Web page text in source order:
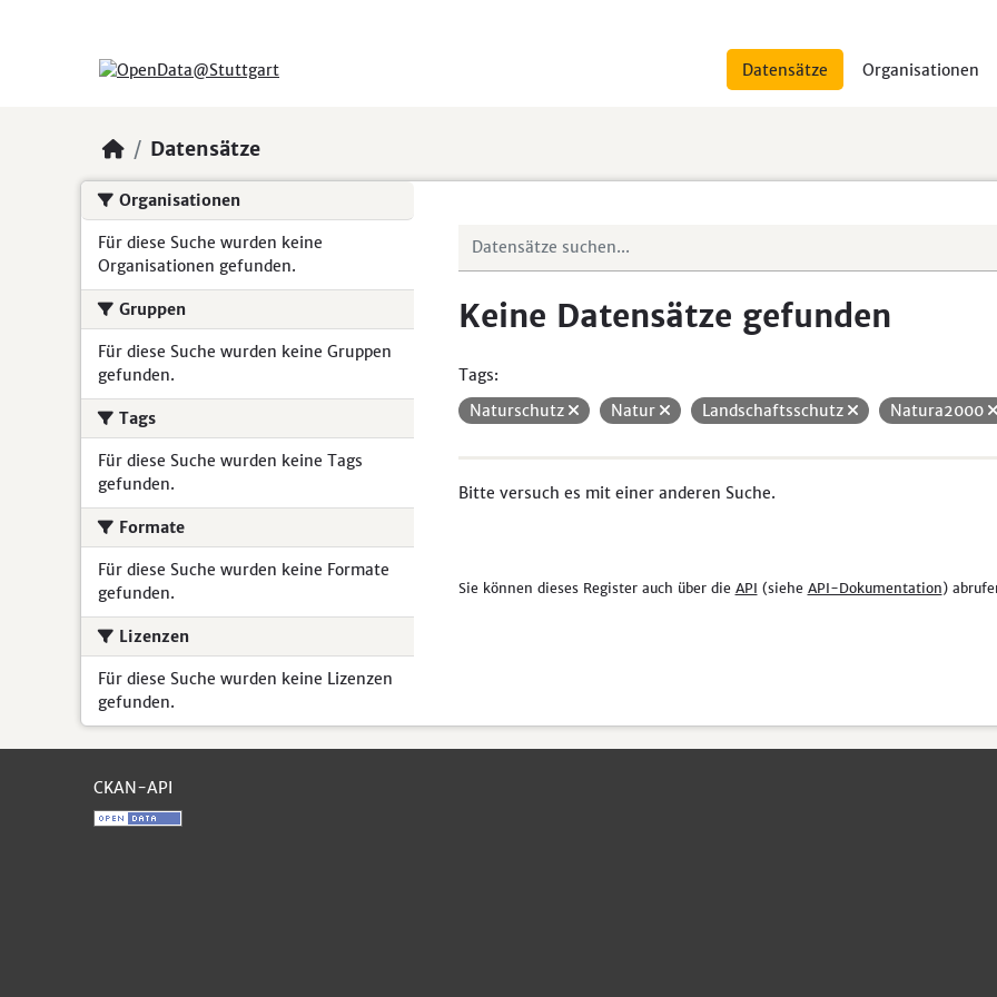
Datensätze Organisationen
Datensätze
Organisationen
Für diese Suche wurden keine
Organisationen gefunden.
Gruppen
Für diese Suche wurden keine Gruppen
gefunden.
Tags
Für diese Suche wurden keine Tags
gefunden.
Formate
Für diese Suche wurden keine Formate
gefunden.
Lizenzen
Für diese Suche wurden keine Lizenzen
gefunden.
Keine Datensätze gefunden
Tags:
Naturschutz
Natur Landschaftsschutz Natura2000
Bitte versuch es mit einer anderen Suche.
Sie können dieses Register auch über die API (siehe API-Dokumentation)
CKAN-API